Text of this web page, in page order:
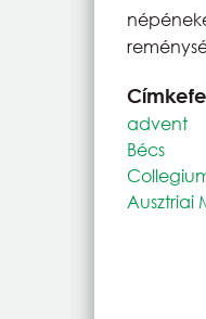
advent
Bécs
Ausztriai